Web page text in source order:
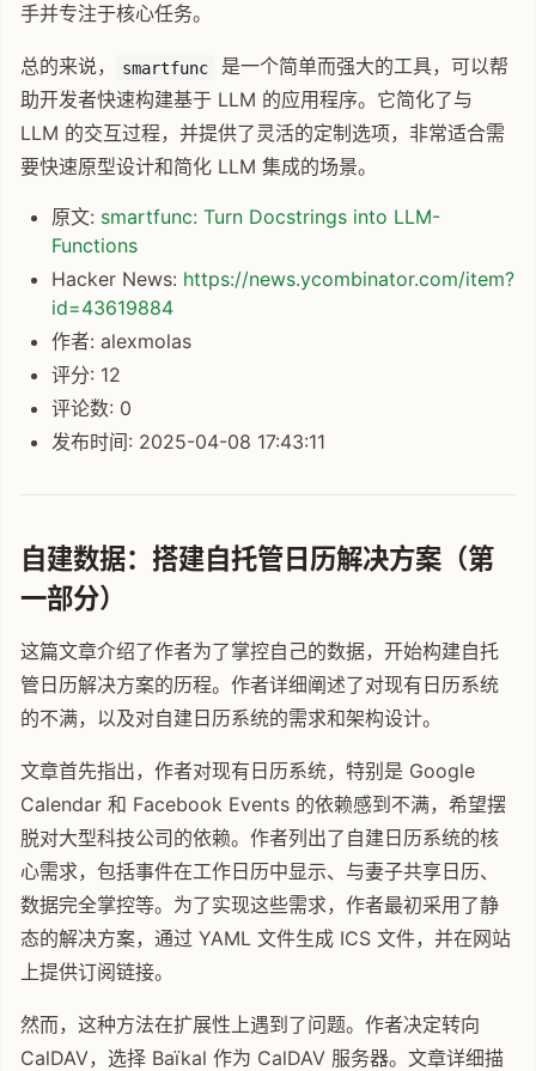
手并专注于核心任务。
总的来说， smartfunc
是一个简单而强大的工具，可以帮
助开发者快速构建基于 LLM 的应用程序。它简化了与
LLM 的交互过程，并提供了灵活的定制选项，非常适合需
要快速原型设计和简化 LLM 集成的场景。
原文: smartfunc: Turn Docstrings into LLM-
Functions
Hacker News: https://news.ycombinator.com/item?
id=43619884
作者: alexmolas
评分: 12
评论数: 0
发布时间: 2025-04-08 17:43:11
自建数据：搭建自托管日历解决方案（第
一部分）
这篇文章介绍了作者为了掌控自己的数据，开始构建自托
管日历解决方案的历程。作者详细阐述了对现有日历系统
的不满，以及对自建日历系统的需求和架构设计。
文章首先指出，作者对现有日历系统，特别是 Google
Calendar 和 Facebook Events 的依赖感到不满，希望摆
脱对大型科技公司的依赖。作者列出了自建日历系统的核
心需求，包括事件在工作日历中显示、与妻子共享日历、
数据完全掌控等。为了实现这些需求，作者最初采用了静
态的解决方案，通过 YAML 文件生成 ICS 文件，并在网站
上提供订阅链接。
然而，这种方法在扩展性上遇到了问题。作者决定转向
CalDAV，选择 Baïkal 作为 CalDAV 服务器。文章详细描